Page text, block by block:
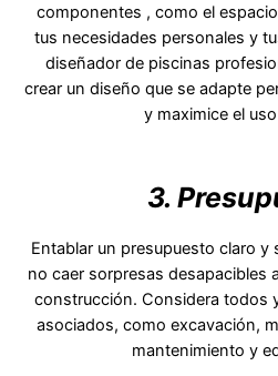
componentes , como el
tus necesidades personales y
diseñador de piscinas
crear un diseño que se adapte
y maximice el
3.
Entablar un presupuesto claro y
no caer sorpresas desapacibles
construcción. Considera todos
asociados, como excavación,
mantenimiento y